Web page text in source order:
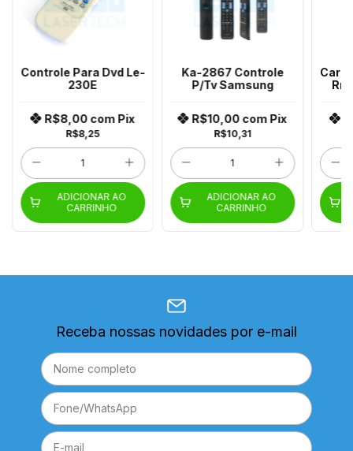
Controle Para Dvd Le-
230E
R$8,25
R$8,00 com Pix
ADICIONAR AO
CARRINHO
Ka-2867 Controle
P/Tv Samsung
R$10,31
R$10,00 com Pix
ADICIONAR AO
CARRINHO
Receba nossas novidades por e-mail